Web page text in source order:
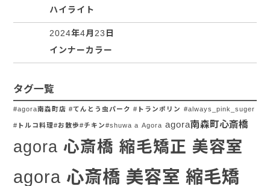
ハイライト
2024年4月23日
インナーカラー
タグ一覧
#agora南森町店 #てんとう虫パーク #トランポリン #always_pink_suger
#トルコ料理#お散歩#チキン#shuwa a Agora agora南森町心斎橋
agora 心斎橋 縮毛矯正 美容室
agora 心斎橋 美容室 縮毛矯